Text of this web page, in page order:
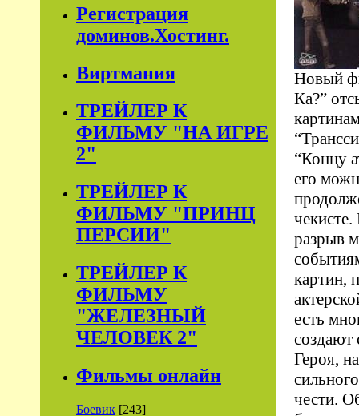
Регистрация
доминов.Хостинг.
Виртмания
ТРЕЙЛЕР К
ФИЛЬМУ "НА ИГРЕ
2"
ТРЕЙЛЕР К
ФИЛЬМУ "ПРИНЦ
ПЕРСИИ"
ТРЕЙЛЕР К
ФИЛЬМУ
"ЖЕЛЕЗНЫЙ
ЧЕЛОВЕК 2"
Фильмы онлайн
Боевик [243]
Новый
Ка?”
“Концу
его
разрыв
картин,
есть
создают
Героя,
чести.